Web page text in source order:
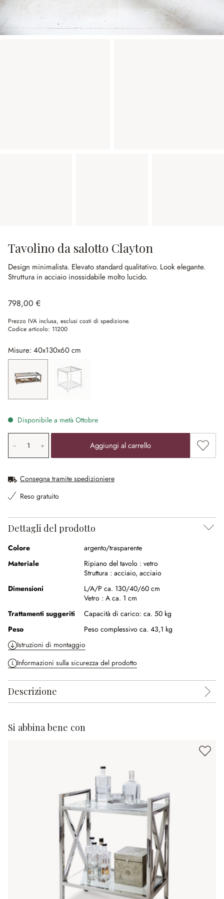
Tavolino da salotto Clayton
Design minimalista. Elevato standard qualitativo. Look elegante.
Struttura in acciaio inossidabile molto lucido.
798,00 €
Prezzo IVA inclusa, esclusi costi di spedizione.
Codice articolo: 11200
Misure: 40x130x60 cm
40x130x60 cm50x50x50 cm
(Quest'opzione non è al momento disponibile.)
Disponibile a metà Ottobre
Quantità prodotto: inserisci il valore desiderato o
Aggiungi al carrello
Consegna tramite spedizioniere
Reso gratuito
Dettagli del prodotto
Colore
argento/trasparente
Materiale
Ripiano del tavolo : vetro
Struttura : acciaio, acciaio
Dimensioni
L/A/P ca. 130/40/60 cm
Vetro : A ca. 1 cm
Trattamenti suggeriti
Capacità di carico: ca. 50 kg
Peso
Peso complessivo ca. 43,1 kg
Istruzioni di montaggio
Informazioni sulla sicurezza del prodotto
Descrizione
Si abbina bene con